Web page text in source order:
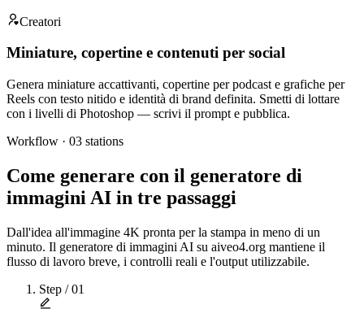
Creatori
Miniature, copertine e contenuti per social
Genera miniature accattivanti, copertine per podcast e grafiche per
Reels con testo nitido e identità di brand definita. Smetti di lottare
con i livelli di Photoshop — scrivi il prompt e pubblica.
Workflow · 03 stations
Come generare con il generatore di
immagini AI in tre passaggi
Dall'idea all'immagine 4K pronta per la stampa in meno di un
minuto. Il generatore di immagini AI su aiveo4.org mantiene il
flusso di lavoro breve, i controlli reali e l'output utilizzabile.
Step /01